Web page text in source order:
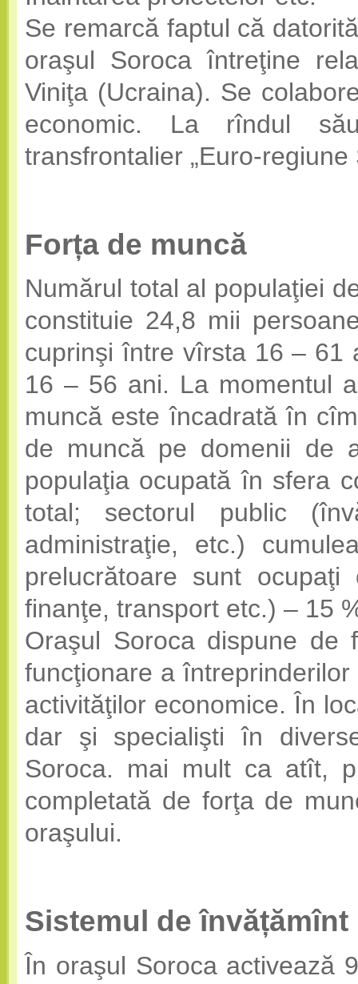
Se remarcă faptul că
oraşul Soroca întreţine
Viniţa (Ucraina). Se
economic. La rîndul
transfrontalier „Euro-
Forța de muncă
Numărul total al populaţiei
constituie 24,8 mii
cuprinşi între vîrsta 16 – 61
16 – 56 ani. La momentul
muncă este încadrată în
de muncă pe domenii de
populaţia ocupată în sfera
total; sectorul public
administraţie, etc.)
prelucrătoare sunt
finanţe, transport etc.) – 15
Oraşul Soroca dispune de
funcţionare a
activităţilor economice. În
dar şi specialişti în
Soroca. mai mult ca atît,
completată de forţa de
oraşului.
Sistemul de învățămînt
În oraşul Soroca activează